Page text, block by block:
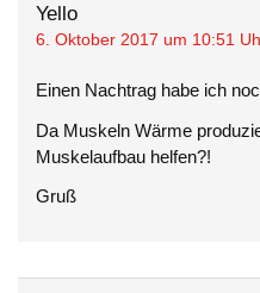
Yello
6. Oktober 2017 um 10:51
Einen Nachtrag habe ich
Da Muskeln Wärme
Muskelaufbau helfen?!
Gruß